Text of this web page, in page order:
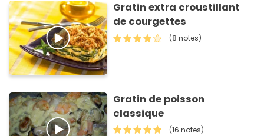
Gratin extra croustillant
de courgettes
(8 notes)
Gratin de poisson
classique
(16 notes)